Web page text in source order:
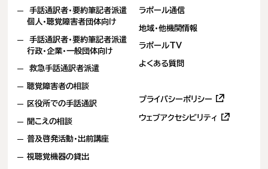
手話通訳者・要約筆記者派遣
個人・聴覚障害者団体向け
手話通訳者・要約筆記者派遣
行政・企業・一般団体向け
救急手話通訳者派遣
聴覚障害者の相談
区役所での手話通訳
聞こえの相談
普及啓発活動・出前講座
視聴覚機器の貸出
ま
ラポール通信
地域・他機関情報
ラポールTV
よくある質問
プライバシーポリシー(新
い
ウェブアクセシビリティ (新